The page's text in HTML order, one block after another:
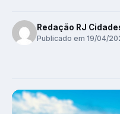
Redação RJ
Publicado em 19/04/